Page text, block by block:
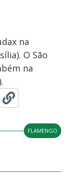
na
O São
na
FLAMENGO